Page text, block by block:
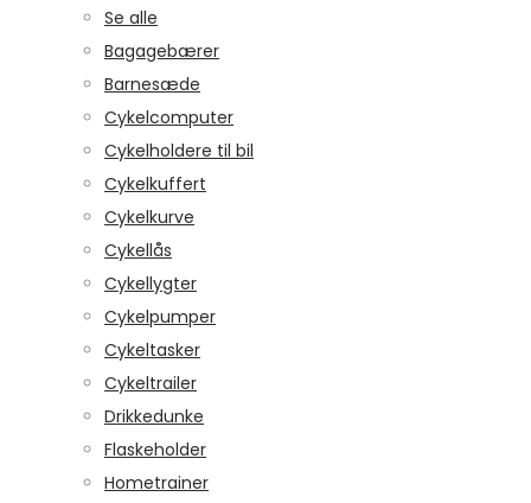
Se alle
Bagagebærer
Barnesæde
Cykelcomputer
Cykelholdere til bil
Cykelkuffert
Cykelkurve
Cykellås
Cykellygter
Cykelpumper
Cykeltasker
Cykeltrailer
Drikkedunke
Flaskeholder
Hometrainer